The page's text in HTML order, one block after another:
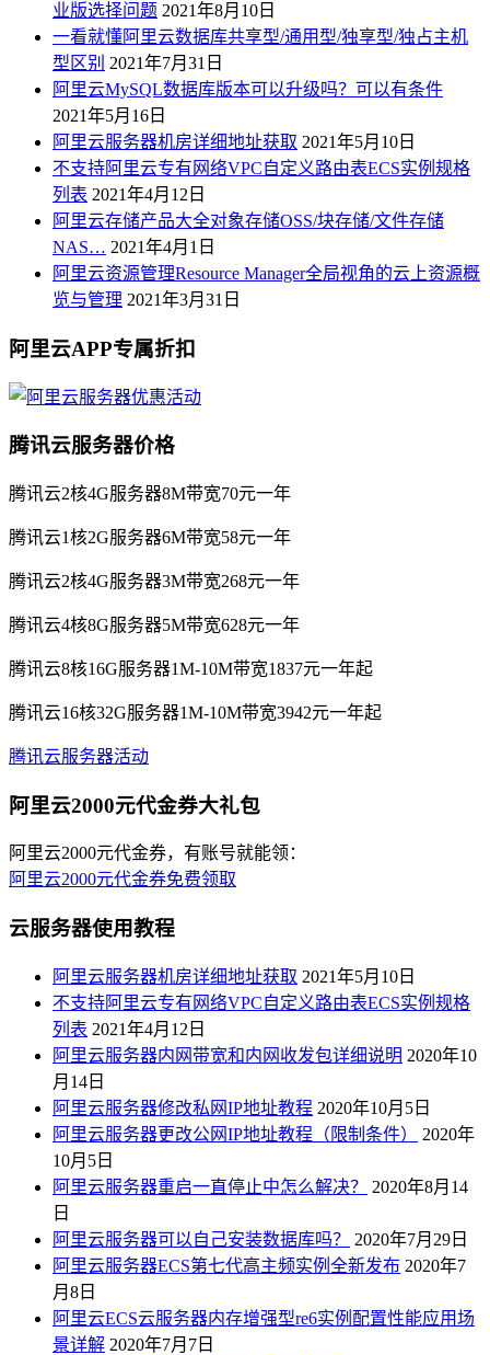
业版选择问题 2021年8月10日
一看就懂阿里云数据库共享型/通用型/独享型/独占主机
型区别 2021年7月31日
阿里云MySQL数据库版本可以升级吗？可以有条件
2021年5月16日
阿里云服务器机房详细地址获取 2021年5月10日
不支持阿里云专有网络VPC自定义路由表ECS实例规格
列表 2021年4月12日
阿里云存储产品大全对象存储OSS/块存储/文件存储
NAS… 2021年4月1日
阿里云资源管理Resource Manager全局视角的云上资源概
览与管理 2021年3月31日
阿里云APP专属折扣
腾讯云服务器价格
腾讯云2核4G服务器8M带宽70元一年
腾讯云1核2G服务器6M带宽58元一年
腾讯云2核4G服务器3M带宽268元一年
腾讯云4核8G服务器5M带宽628元一年
腾讯云8核16G服务器1M-10M带宽1837元一年起
腾讯云16核32G服务器1M-10M带宽3942元一年起
腾讯云服务器活动
阿里云2000元代金券大礼包
阿里云2000元代金券，有账号就能领：
阿里云2000元代金券免费领取
云服务器使用教程
阿里云服务器机房详细地址获取 2021年5月10日
不支持阿里云专有网络VPC自定义路由表ECS实例规格
列表 2021年4月12日
阿里云服务器内网带宽和内网收发包详细说明 2020年10
月14日
阿里云服务器修改私网IP地址教程 2020年10月5日
阿里云服务器更改公网IP地址教程（限制条件）
2020年
10月5日
阿里云服务器重启一直停止中怎么解决？
2020年8月14
日
阿里云服务器可以自己安装数据库吗？
2020年7月29日
阿里云服务器ECS第七代高主频实例全新发布 2020年7
月8日
阿里云ECS云服务器内存增强型re6实例配置性能应用场
景详解 2020年7月7日